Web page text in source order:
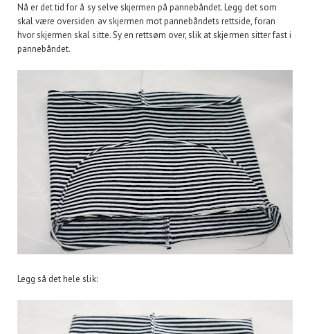
Nå er det tid for å sy selve skjermen på pannebåndet. Legg det som
skal være oversiden av skjermen mot pannebåndets rettside, foran
hvor skjermen skal sitte. Sy en rettsøm over, slik at skjermen sitter fast i
pannebåndet.
Legg så det hele slik: